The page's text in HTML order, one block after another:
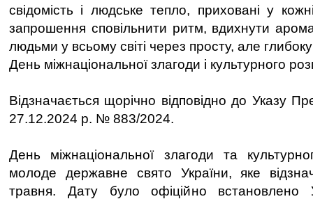
свідомість і людське тепло, приховані у
запрошення сповільнити ритм, вдихнути аромат
людьми у всьому світі через просту, але
День міжнаціональної злагоди і культурного
Відзначається щорічно відповідно до Указу
27.12.2024 р. № 883/2024.
День міжнаціональної злагоди та
молоде державне свято України, яке
травня. Дату було офіційно встановлено